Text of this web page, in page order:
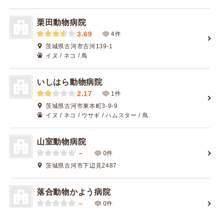
栗田動物病院
3.69
4件
茨城県古河市古河139-1
イヌ / ネコ / 鳥
いしはら動物病院
2.17
1件
茨城県古河市東本町3-9-9
イヌ / ネコ / ウサギ / ハムスター / 鳥
山室動物病院
－
0件
茨城県古河市下辺見2487
落合動物かよう病院
－
0件